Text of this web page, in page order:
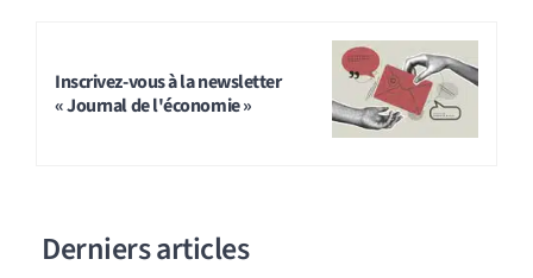
Inscrivez-vous à la newsletter
« Journal de l'économie »
Derniers articles